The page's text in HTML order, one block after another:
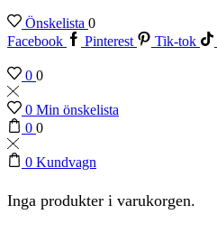
Önskelista 0
Facebook
Pinterest Tik-tok
0 0
0 Min önskelista
0 0
0 Kundvagn
Inga produkter i varukorgen.